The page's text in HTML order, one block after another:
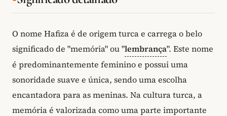
O nome Hafiza é de origem turca e carrega o belo
significado de "memória" ou "lembrança". Este nome
é predominantemente feminino e possui uma
sonoridade suave e única, sendo uma escolha
encantadora para as meninas. Na cultura turca, a
memória é valorizada como uma parte importante